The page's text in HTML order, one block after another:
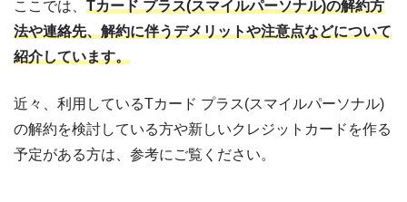
ここでは、 Tカード プラス(スマイルパーソナル)の解約方
法や連絡先、解約に伴うデメリットや注意点などについて
紹介しています。
近々、利用しているTカード プラス(スマイルパーソナル)
の解約を検討している方や新しいクレジットカードを作る
予定がある方は、参考にご覧ください。